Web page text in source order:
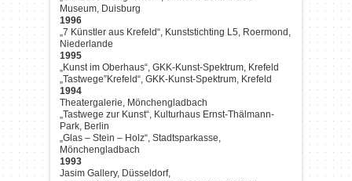
Museum, Duisburg
1996
„7 Künstler aus Krefeld“, Kunststichting L5, Roermond,
Niederlande
1995
„Kunst im Oberhaus“, GKK-Kunst-Spektrum, Krefeld
„Tastwege”Krefeld“, GKK-Kunst-Spektrum, Krefeld
1994
Theatergalerie, Mönchengladbach
„Tastwege zur Kunst“, Kulturhaus Ernst-Thälmann-
Park, Berlin
„Glas – Stein – Holz“, Stadtsparkasse,
Mönchengladbach
1993
Jasim Gallery, Düsseldorf,